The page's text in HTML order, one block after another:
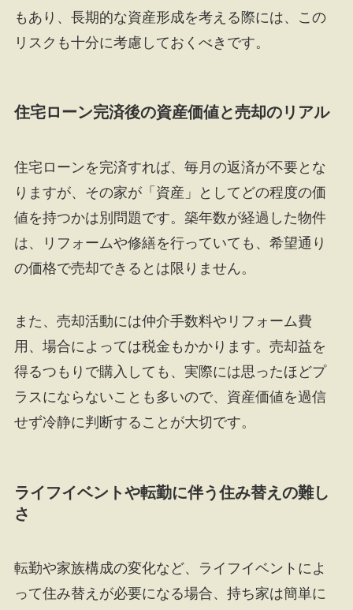
もあり、長期的な資産形成を考える際には、この
リスクも十分に考慮しておくべきです。
住宅ローン完済後の資産価値と売却のリアル
住宅ローンを完済すれば、毎月の返済が不要とな
りますが、その家が「資産」としてどの程度の価
値を持つかは別問題です。築年数が経過した物件
は、リフォームや修繕を行っていても、希望通り
の価格で売却できるとは限りません。
また、売却活動には仲介手数料やリフォーム費
用、場合によっては税金もかかります。売却益を
得るつもりで購入しても、実際には思ったほどプ
ラスにならないことも多いので、資産価値を過信
せず冷静に判断することが大切です。
ライフイベントや転勤に伴う住み替えの難し
さ
転勤や家族構成の変化など、ライフイベントによ
って住み替えが必要になる場合、持ち家は簡単に